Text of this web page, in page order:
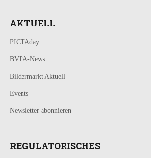
AKTUELL
PICTAday
BVPA-News
Bildermarkt Aktuell
Events
Newsletter abonnieren
REGULATORISCHES